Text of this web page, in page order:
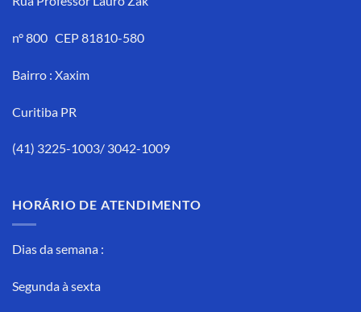
n° 800 CEP 81810-580
Bairro : Xaxim
Curitiba PR
(41) 3225-1003/ 3042-1009
HORÁRIO DE ATENDIMENTO
Dias da semana :
Segunda à sexta